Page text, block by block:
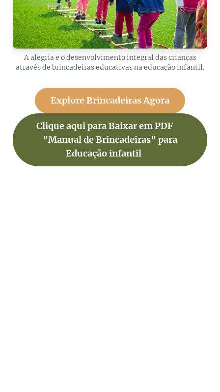
A alegria e o desenvolvimento integral das crianças
através de brincadeiras educativas na educação infantil.
Explore Brincadeiras Agora
Clique aqui para Baixar em PDF➡️
"Manual de Brincadeiras" para
Educação infantil ⬅️